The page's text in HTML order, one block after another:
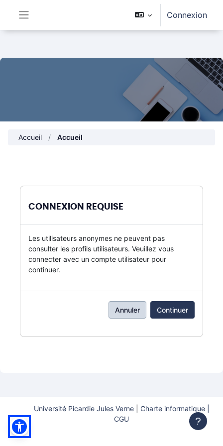
Connexion
Accueil Accueil
CONNEXION REQUISE
Les utilisateurs anonymes ne peuvent pas
consulter les profils utilisateurs. Veuillez vous
connecter avec un compte utilisateur pour
continuer.
Annuler Continuer
Université Picardie Jules Verne|
Charte informatique |
CGU